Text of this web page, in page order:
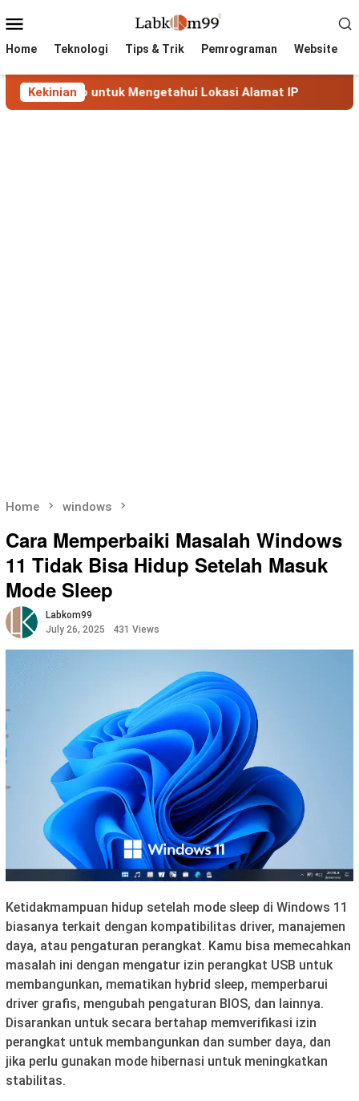
to
Menu
Home Teknologi Tips & Trik Pemrograman Website
Kekinian
untuk Mengetahui Lokasi Alamat IP MaxMind
Home windows
Cara Memperbaiki Masalah Windows
11 Tidak Bisa Hidup Setelah Masuk
Mode Sleep
Labkom99
July 26, 2025
431 Views
Ketidakmampuan hidup setelah mode sleep di Windows 11
biasanya terkait dengan kompatibilitas driver, manajemen
daya, atau pengaturan perangkat. Kamu bisa memecahkan
masalah ini dengan mengatur izin perangkat USB untuk
membangunkan, mematikan hybrid sleep, memperbarui
driver grafis, mengubah pengaturan BIOS, dan lainnya.
Disarankan untuk secara bertahap memverifikasi izin
perangkat untuk membangunkan dan sumber daya, dan
jika perlu gunakan mode hibernasi untuk meningkatkan
stabilitas.